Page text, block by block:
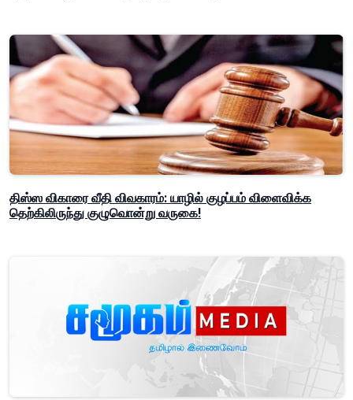
திஸ்ஸ விகாரை வீதி விவகாரம்: யாழில் குழப்பம் விளைவிக்க
தெற்கிலிருந்து குழுவொன்று வருகை!